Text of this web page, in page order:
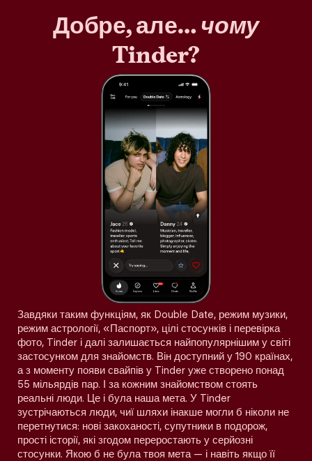
Добре, але…чому
Tinder?
Завдяки таким функціям, як Double Date, режим музики,
режим астрології, «Паспорт», цілі стосунків і перевірка
фото, Tinder і далі залишається найпопулярнішим у світі
застосунком для знайомств. Він доступний у 190 країнах,
а з моменту появи свайпів у Tinder уже створено понад
55 мільярдів пар. І за кожним знайомством стоять
реальні люди. Це і була наша мета. У Tinder
зустрічаються люди, чиї шляхи інакше могли б ніколи не
перетнутися: нові закоханості, супутники в подорож,
прості історії, які згодом переростають у серйозні
стосунки. Якою б не була твоя мета — і навіть якщо її